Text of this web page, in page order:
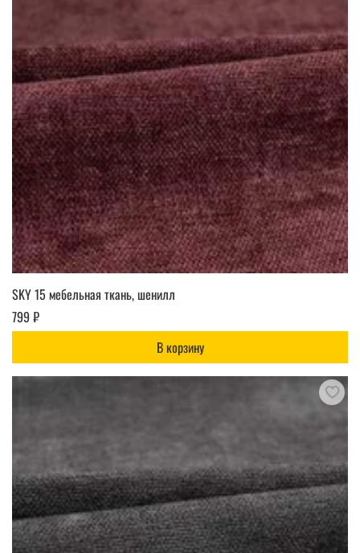
SKY 15 мебельная ткань, шенилл
799 ₽
В корзину